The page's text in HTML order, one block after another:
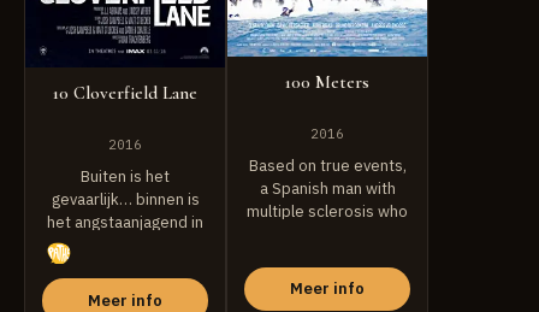
10 Cloverfield Lane
2016
Buiten is het
gevaarlijk… binnen is
het angstaanjagend in
deze spannende
nieuwe thriller ...
Meer info
100 Meters
2016
Based on true events,
a Spanish man with
multiple sclerosis who
Meer info